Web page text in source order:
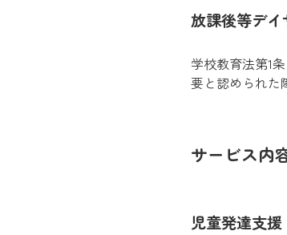
放課後等デイ
学校教育法第1
要と認められた
サービス内
児童発達支援